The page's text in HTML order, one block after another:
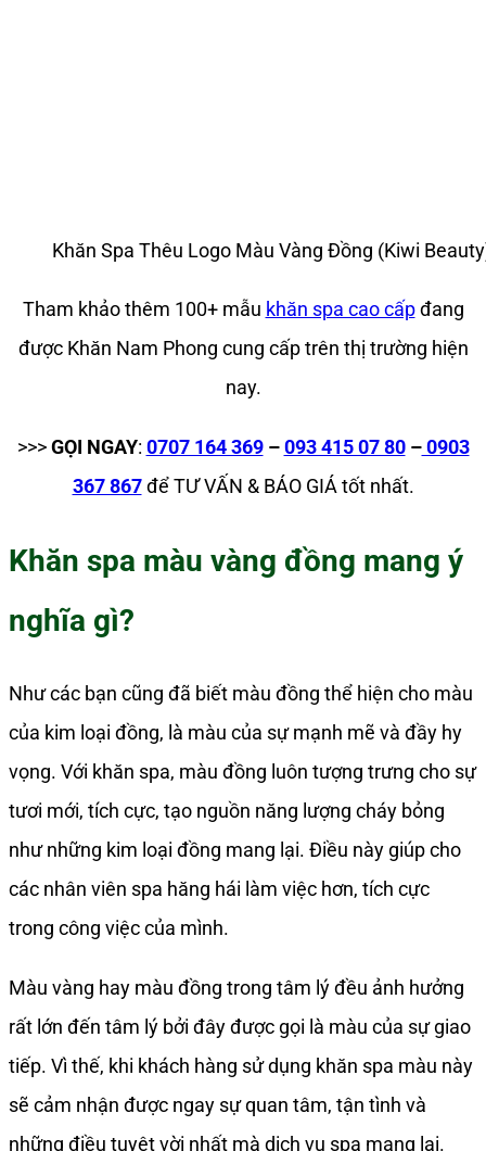
Khăn Spa Thêu Logo Màu Vàng Đồng (Kiwi
Tham khảo thêm 100+ mẫu khăn spa cao cấpđang
được Khăn Nam Phong cung cấp trên thị trường hiện
nay.
>>>GỌI NGAY: 0707 164 369–093 415 07 80–0903
367 867để TƯ VẤN & BÁO GIÁ tốt nhất.
Khăn spa màu vàng đồng mang ý
nghĩa gì?
Như các bạn cũng đã biết màu đồng thể hiện cho màu
của kim loại đồng, là màu của sự mạnh mẽ và đầy hy
vọng. Với khăn spa, màu đồng luôn tượng trưng cho sự
tươi mới, tích cực, tạo nguồn năng lượng cháy bỏng
như những kim loại đồng mang lại. Điều này giúp cho
các nhân viên spa hăng hái làm việc hơn, tích cực
trong công việc của mình.
Màu vàng hay màu đồng trong tâm lý đều ảnh hưởng
rất lớn đến tâm lý bởi đây được gọi là màu của sự giao
tiếp. Vì thế, khi khách hàng sử dụng khăn spa màu này
sẽ cảm nhận được ngay sự quan tâm, tận tình và
những điều tuyệt vời nhất mà dịch vụ spa mang lại.